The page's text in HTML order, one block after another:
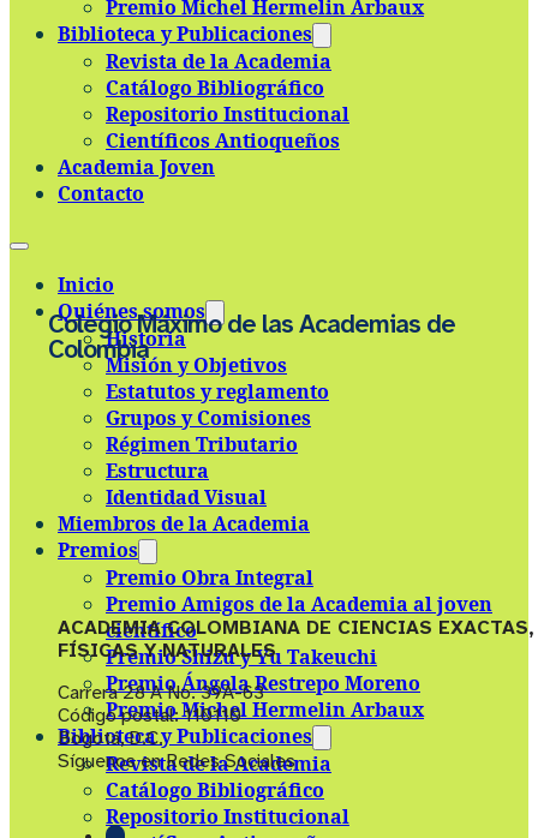
Skip to main contentSkip to footer
Premio Michel Hermelin Arbaux
Biblioteca y Publicaciones
Revista de la Academia
Catálogo Bibliográfico
Repositorio Institucional
Científicos Antioqueños
Academia Joven
Contacto
Inicio
Quiénes somos
Historia
Misión y Objetivos
Estatutos y reglamento
Grupos y Comisiones
Régimen Tributario
Estructura
Identidad Visual
Miembros de la Academia
Premios
Premio Obra Integral
Premio Amigos de la Academia al joven
científico
Premio Shizu y Yu Takeuchi
Premio Ángela Restrepo Moreno
Premio Michel Hermelin Arbaux
Biblioteca y Publicaciones
Revista de la Academia
Catálogo Bibliográfico
Repositorio Institucional
Colegio Máximo de las Academias de
Colombia
ACADEMIA COLOMBIANA DE CIENCIAS EXACTAS,
FÍSICAS Y NATURALES
Carrera 28 A No. 39A-63
Código postal: 110110
Bogotá, D.C.
Síguenos en Redes Sociales